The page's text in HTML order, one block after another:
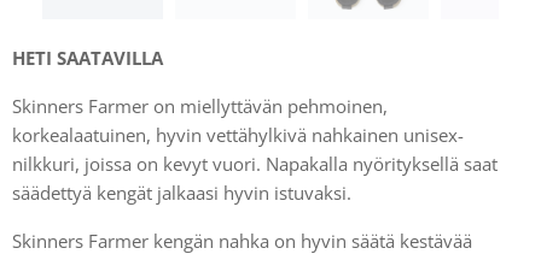
HETI SAATAVILLA
Skinners Farmer on miellyttävän pehmoinen,
korkealaatuinen, hyvin vettähylkivä nahkainen unisex-
nilkkuri, joissa on kevyt vuori. Napakalla nyörityksellä saat
säädettyä kengät jalkaasi hyvin istuvaksi.
Skinners Farmer kengän nahka on hyvin säätä kestävää